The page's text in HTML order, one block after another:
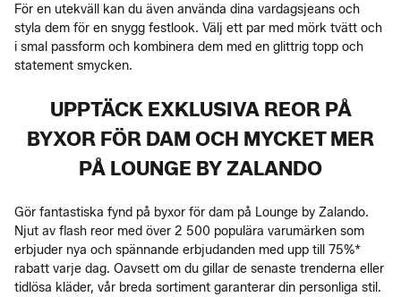
För en utekväll kan du även använda dina vardagsjeans och
styla dem för en snygg festlook. Välj ett par med mörk tvätt och
i smal passform och kombinera dem med en glittrig topp och
statement smycken.
UPPTÄCK EXKLUSIVA REOR PÅ
BYXOR FÖR DAM OCH MYCKET MER
PÅ LOUNGE BY ZALANDO
Gör fantastiska fynd på byxor för dam på Lounge by Zalando.
Njut av flash reor med över 2 500 populära varumärken som
erbjuder nya och spännande erbjudanden med upp till 75%*
rabatt varje dag. Oavsett om du gillar de senaste trenderna eller
tidlösa kläder, vår breda sortiment garanterar din personliga stil.